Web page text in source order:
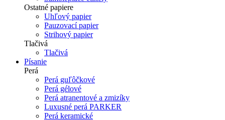
Ostatné papiere
Uhľový papier
Pauzovací papier
Strihový papier
Tlačivá
Tlačivá
Písanie
Perá
Perá guľôčkové
Perá gélové
Perá atranentové a zmizíky
Luxusné perá PARKER
Perá keramické